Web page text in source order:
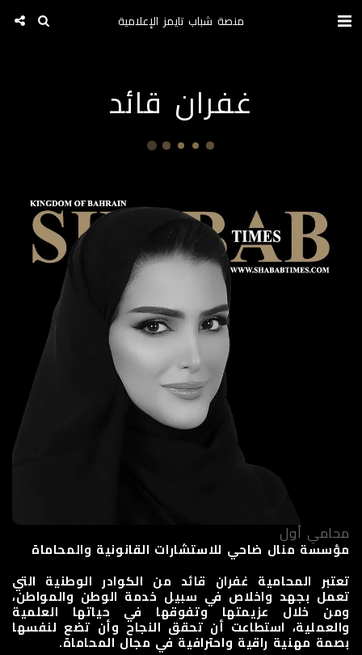
منصة شباب تايمز الإعلامية
غفران قائد
محامي أول
مؤسسة منال ضاحي للاستشارات القانونية والمحاماة
تعتبر المحامية غفران قائد من الكوادر الوطنية التي
تعمل بجهد واخلاص في سبيل خدمة الوطن والمواطن،
ومن خلال عزيمتها وتفوقها في حياتها العلمية
والعملية، استطاعت أن تحقق النجاح وأن تضع لنفسها
بصمة مهنية راقية واحترافية في مجال المحاماة.